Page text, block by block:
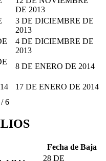
DE 2013
3 DE DICIEMBRE DE
2013
4 DE DICIEMBRE DE
2013
8 DE ENERO DE 2014
17 DE ENERO DE 2014
/6
Fecha de Baja
28 DE